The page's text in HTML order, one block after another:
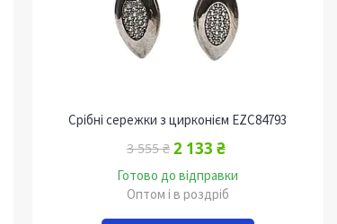
Срібні сережки з цирконієм EZC84793
3 555 ₴ 2 133 ₴
Готово до відправки
Оптом і в роздріб